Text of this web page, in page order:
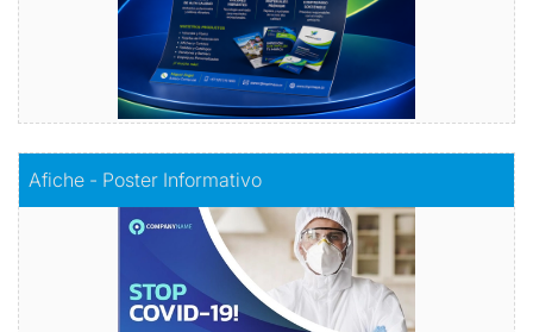
Afiche - Poster Informativo
Información visualmente atractiva
Comprar
Comprar